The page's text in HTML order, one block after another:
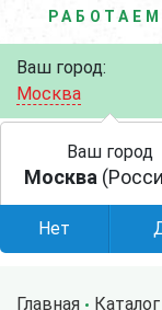
Ваш город:
Москва
Главная Каталог
Ваш город
Москва
Нет